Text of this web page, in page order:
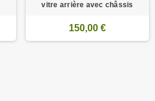
vitre arrière avec châssis
150,00 €